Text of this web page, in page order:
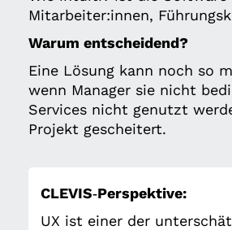
Mitarbeiter:innen,
Warum entscheidend?
Eine Lösung kann noch so
wenn Manager sie nicht
Services nicht genutzt
Projekt gescheitert.
CLEVIS‑Perspektive:
UX ist einer der